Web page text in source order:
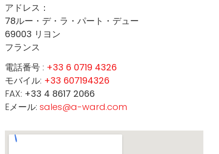
アドレス：
78ルー・デ・ラ・パート・デュー
69003 リヨン
フランス
電話番号 : +33 6 0719 4326
モバイル: +33 607194326
FAX: +33 4 8617 2066
Eメール: sales@a-ward.com